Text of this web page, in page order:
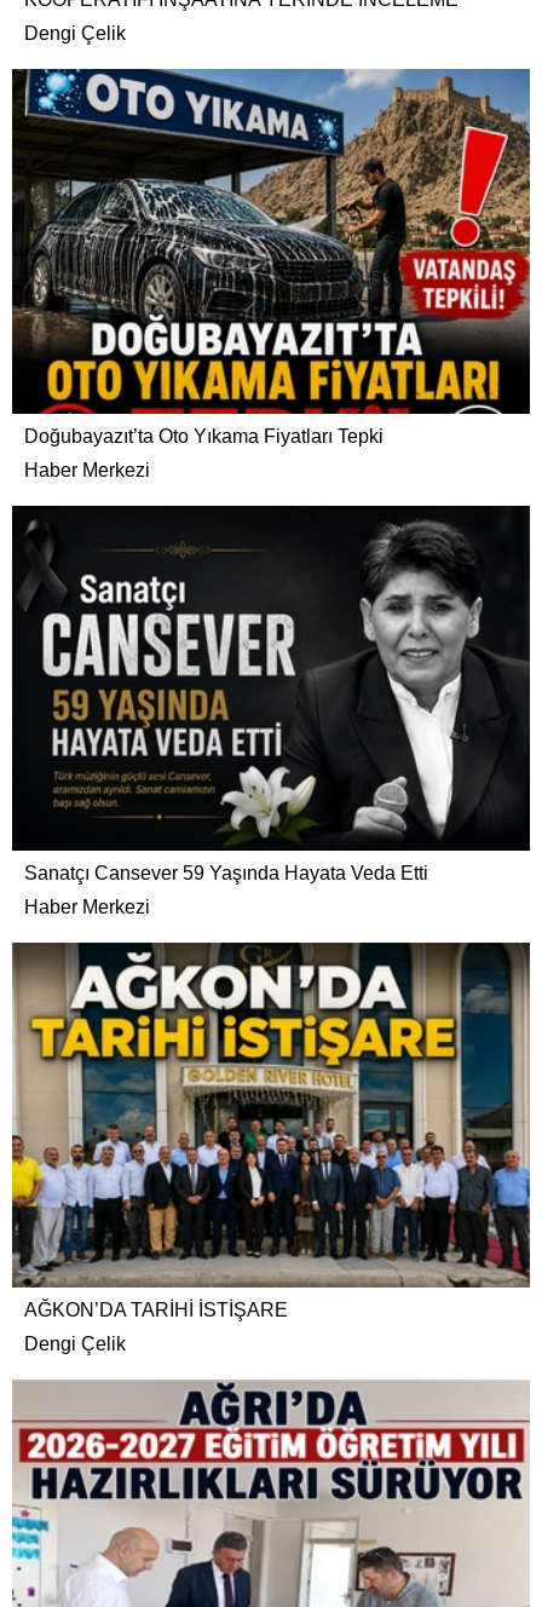
Dengi Çelik
Doğubayazıt’ta Oto Yıkama Fiyatları Tepki
Haber Merkezi
Sanatçı Cansever 59 Yaşında Hayata Veda Etti
Haber Merkezi
AĞKON’DA TARİHİ İSTİŞARE
Dengi Çelik